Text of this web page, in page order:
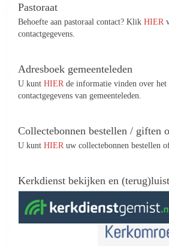
Pastoraat
Behoefte aan pastoraal contact? Klik HIER
contactgegevens.
Adresboek gemeenteleden
U kunt HIER de informatie vinden over het
contactgegevens van gemeenteleden.
Collectebonnen bestellen / giften
U kunt HIER uw collectebonnen bestellen
Kerkdienst bekijken en